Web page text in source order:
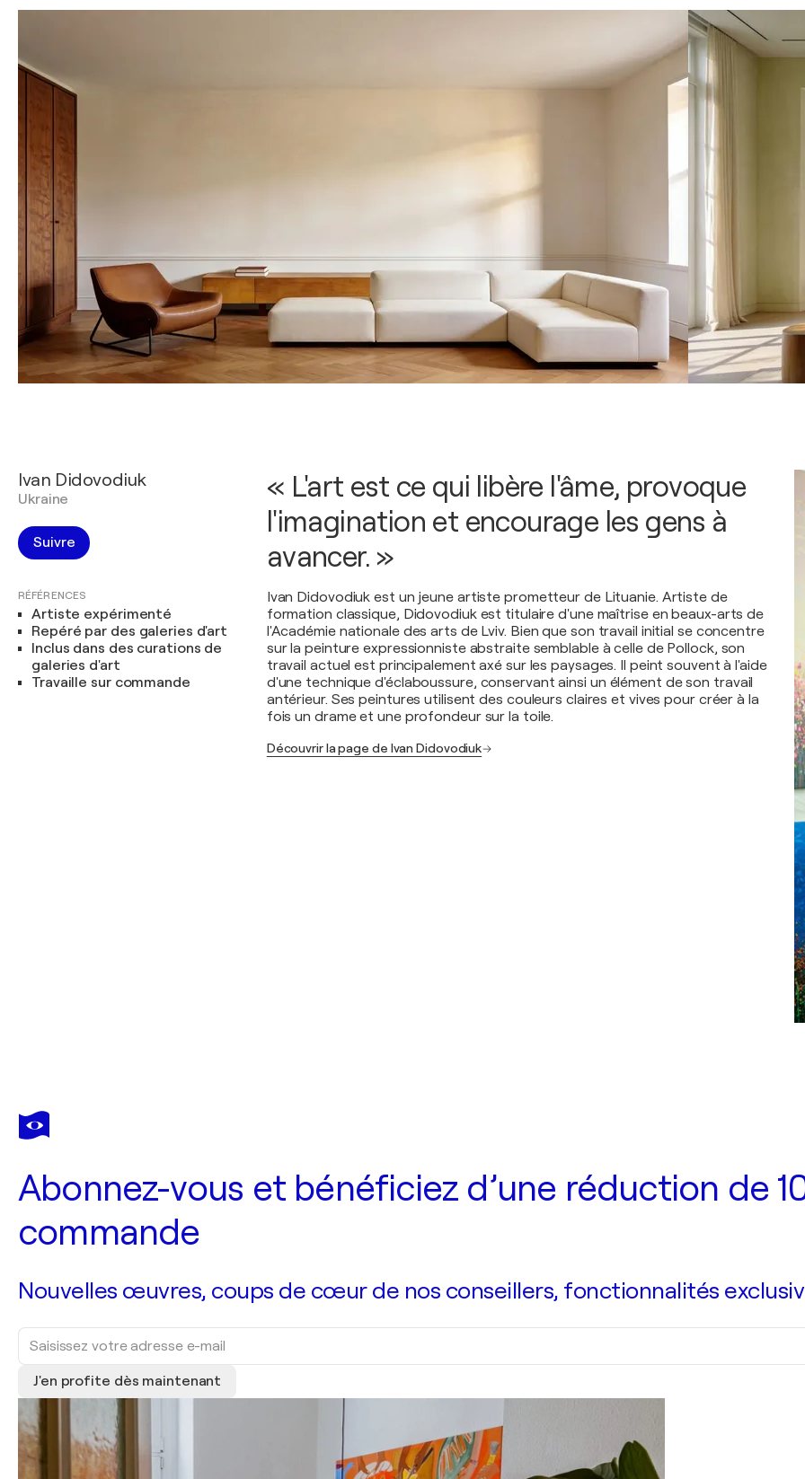
Ivan Didovodiuk
Ukraine
Suivre
RÉFÉRENCES
Artiste expérimenté
Repéré par des galeries d'art
Inclus dans des curations de
galeries d'art
Travaille sur commande
« L'art est ce qui libère l'âme, provoque
l'imagination et encourage les gens à
avancer. »
Ivan Didovodiuk est un jeune artiste prometteur de Lituanie. Artiste de
formation classique, Didovodiuk est titulaire d'une maîtrise en beaux-arts de
l'Académie nationale des arts de Lviv. Bien que son travail initial se concentre
sur la peinture expressionniste abstraite semblable à celle de Pollock, son
travail actuel est principalement axé sur les paysages. Il peint souvent à l'aide
d'une technique d'éclaboussure, conservant ainsi un élément de son travail
antérieur. Ses peintures utilisent des couleurs claires et vives pour créer à la
fois un drame et une profondeur sur la toile.
Découvrir la page de Ivan Didovodiuk
Abonnez-vous et bénéficiez d’une réduction de
commande
Nouvelles œuvres, coups de cœur de nos conseillers, fonctionnalités
J'en profite dès maintenant